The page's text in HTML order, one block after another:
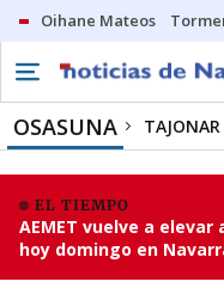
Oihane Mateos
OSASUNA TAJONAR
EL TIEMPO
AEMET vuelve a
hoy domingo en